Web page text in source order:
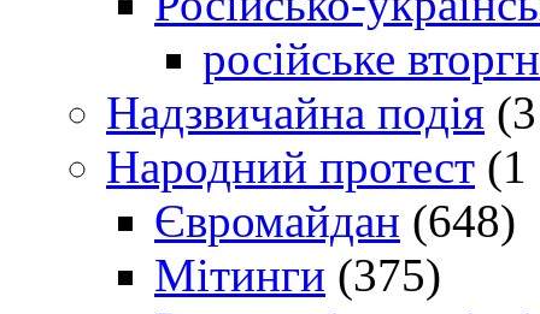
російське
Надзвичайна подія
Народний протест (1
Євромайдан (648)
Мітинги (375)